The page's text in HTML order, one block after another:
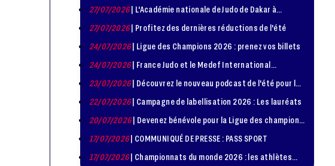
1981 – 1986)
27/07/2026| L'Académie nationale de Judo de Dakar à
l'honneur
27/07/2026| Profitez des dernières réductions de l'été
24/07/2026| Ligue des Champions 2026 : prenez vos billets
24/07/2026| France Judo et le Medef International
organisent la troisième édition de la Journée de la
23/07/2026| Découvrez le nouveau podcast de l'été pour les
jeunes judokas
22/07/2026| Campagne de labellisation 2026 : Les lauréats
20/07/2026| Devenez bénévole pour la Ligue des champions
de judo à Paris le 24 octobre !
17/07/2026| COMMUNIQUÉ DE PRESSE : PASS SPORT
17/07/2026| Championnats du monde 2026 : les athlètes